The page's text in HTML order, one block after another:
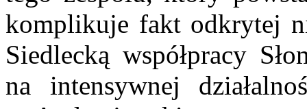
komplikuje fakt odkrytej
Siedlecką współpracy
na intensywnej